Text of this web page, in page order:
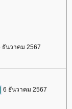
ธันวาคม 2567
6 ธันวาคม 2567